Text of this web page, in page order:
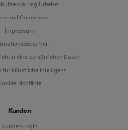
Urheber
and Conditions
Impressum
meine persönlichen Daten
für künstliche Intelligenz
Richtlinie
Kunden
Kunden-Login
Deutsch